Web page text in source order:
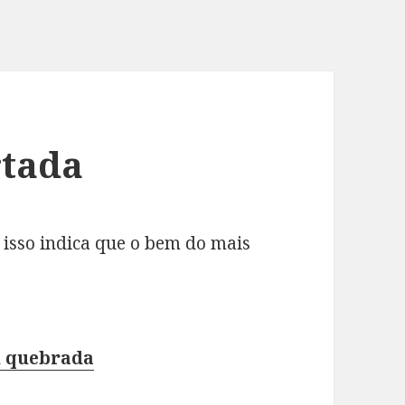
indica que o bem do mais
quebrada